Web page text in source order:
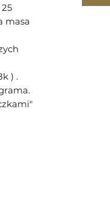
masa
) .